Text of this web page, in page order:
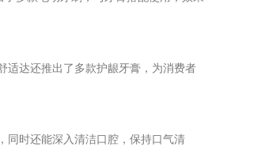
适达还推出了多款护龈牙膏，为消费者
同时还能深入清洁口腔，保持口气清